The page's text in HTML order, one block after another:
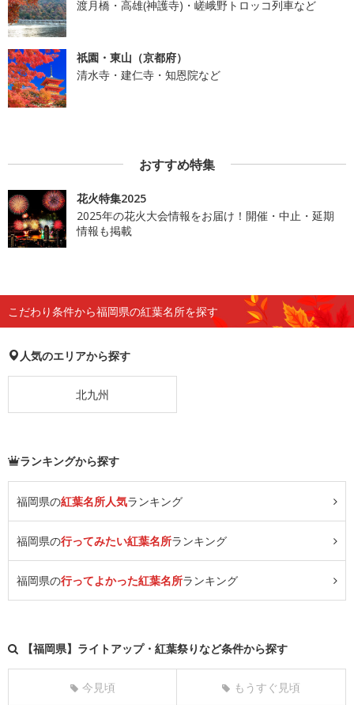
渡月橋・高雄(神護寺)・嵯峨野トロッコ列車など
祇園・東山（京都府）
清水寺・建仁寺・知恩院など
おすすめ特集
花火特集2025
2025年の花火大会情報をお届け！開催・中止・延期
情報も掲載
こだわり条件から福岡県の紅葉名所を探す
人気のエリアから探す
北九州
ランキングから探す
福岡県の紅葉名所人気ランキング
福岡県の行ってみたい紅葉名所ランキング
福岡県の行ってよかった紅葉名所ランキング
【福岡県】ライトアップ・紅葉祭りなど条件から探す
今見頃 もうすぐ見頃